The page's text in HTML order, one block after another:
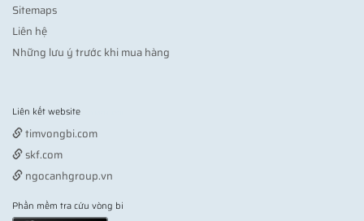
Sitemaps
Liên hệ
Những lưu ý trước khi mua hàng
Liên kết website
timvongbi.com
skf.com
ngocanhgroup.vn
Phần mềm tra cứu vòng bi